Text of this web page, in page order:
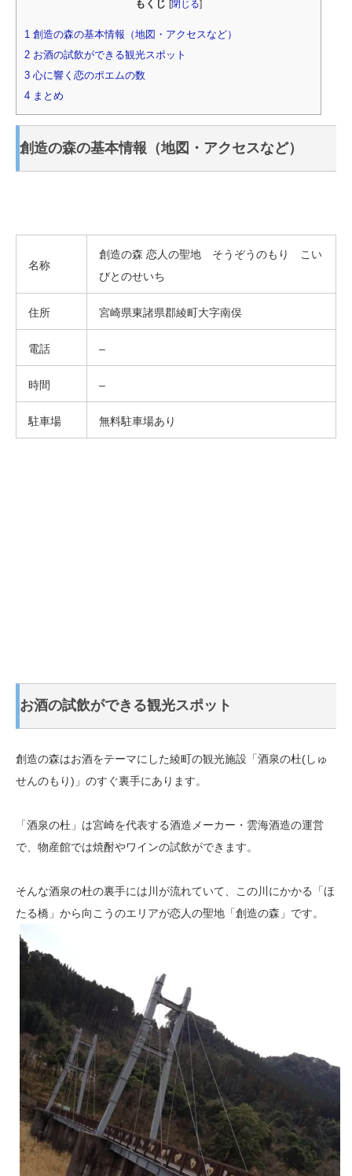
もくじ [閉じる]
1 創造の森の基本情報（地図・アクセスなど）
2 お酒の試飲ができる観光スポット
3 心に響く恋のポエムの数
4 まとめ
創造の森の基本情報（地図・アクセスなど）
名称
創造の森 恋人の聖地 そうぞうのもり こい
びとのせいち
住所 宮崎県東諸県郡綾町大字南俣
電話 –
時間 –
駐車場 無料駐車場あり
お酒の試飲ができる観光スポット
創造の森はお酒をテーマにした綾町の観光施設「酒泉の杜(しゅ
せんのもり)」のすぐ裏手にあります。
「酒泉の杜」は宮崎を代表する酒造メーカー・雲海酒造の運営
で、物産館では焼酎やワインの試飲ができます。
そんな酒泉の杜の裏手には川が流れていて、この川にかかる「ほ
たる橋」から向こうのエリアが恋人の聖地「創造の森」です。